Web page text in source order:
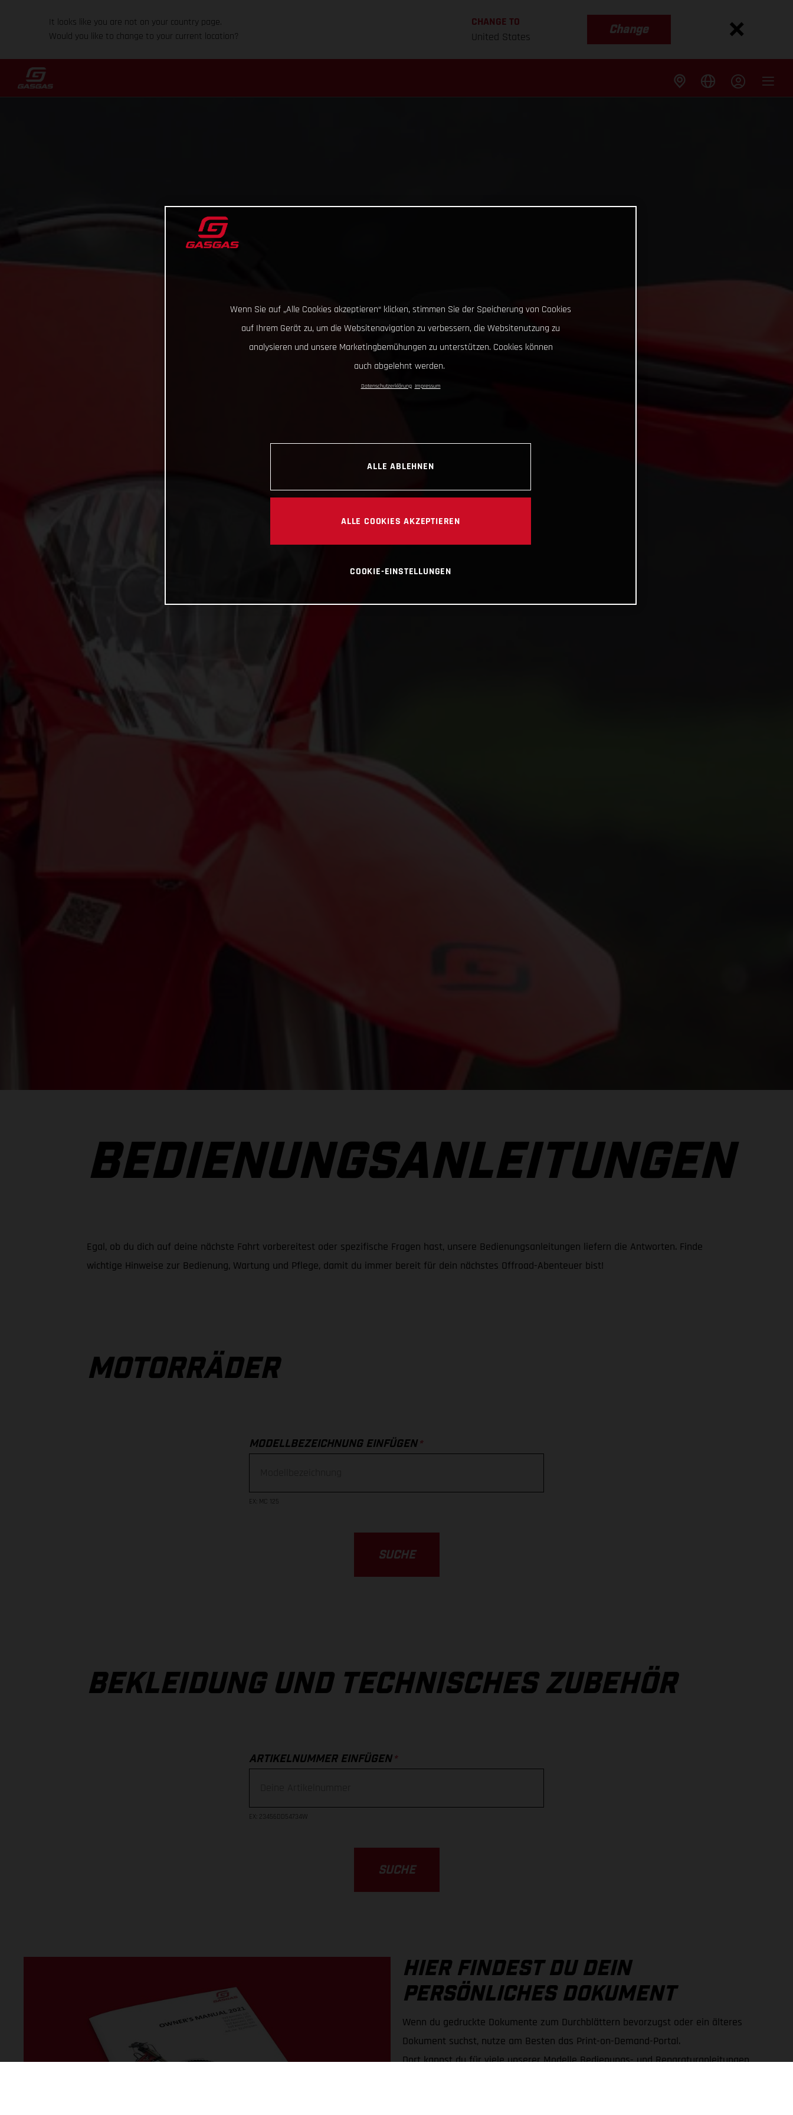
It looks like you are not on your country page.
Would you like to change to your current location?
CHANGE TO
United States
Change
BEDIENUNGSANLEITUNGEN
Egal, ob du dich auf deine nächste Fahrt vorbereitest oder spezifische Fragen hast, unsere Bedienungsanleitungen liefern die Antworten. Finde
wichtige Hinweise zur Bedienung, Wartung und Pflege, damit du immer bereit für dein nächstes Offroad-Abenteuer bist!
MOTORRÄDER
MODELLBEZEICHNUNG EINFÜGEN *
EX MC 125
SUCHE
BEKLEIDUNG UND TECHNISCHES ZUBEHÖR
ARTIKELNUMMER EINFÜGEN *
EX : 23456DD54734W
SUCHE
HIER FINDEST DU DEIN
PERSÖNLICHES DOKUMENT
Wenn du gedruckte Dokumente zum Durchblättern bevorzugst oder ein älteres
Dokument suchst, nutze am Besten das Print-on-Demand-Portal.
Dort kannst du für viele unserer Modelle Bedienungs- und Reparaturanleitungen
Wenn Sie auf „Alle Cookies akzeptieren“ klicken, stimmen Sie der Speicherung von Cookies
auf Ihrem Gerät zu, um die Websitenavigation zu verbessern, die Websitenutzung zu
analysieren und unsere Marketingbemühungen zu unterstützen. Cookies können
auch abgelehnt werden.
Datenschutzerklärung Impressum
ALLE ABLEHNEN
ALLE COOKIES AKZEPTIEREN
COOKIE-EINSTELLUNGEN